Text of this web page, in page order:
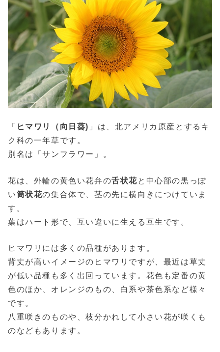
「 ヒマワリ（向日葵) 」は、北アメリカ原産とするキ
ク科の一年草です。
別名は「サンフラワー」。
花は、外輪の黄色い花弁の舌状花と中心部の黒っぽ
い筒状花の集合体で、茎の先に横向きにつけていま
す。
葉はハート形で、互い違いに生える互生です。
ヒマワリには多くの品種があります。
背丈が高いイメージのヒマワリですが、最近は草丈
が低い品種も多く出回っています。花色も定番の黄
色のほか、オレンジのもの、白系や茶色系など様々
です。
八重咲きのものや、枝分かれして小さい花が咲くも
のなどもあります。